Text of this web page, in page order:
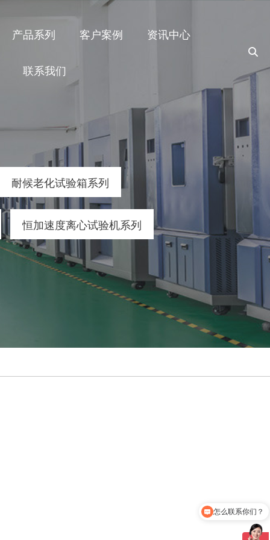
产品系列 客户案例 资讯中心
联系我们
耐候老化试验箱系列
恒加速度离心试验机系列
怎么联系你们？